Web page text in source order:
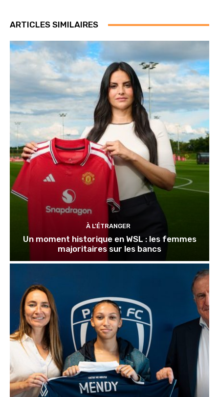
ARTICLES SIMILAIRES
À L'ÉTRANGER
Un moment historique en WSL : les femmes
majoritaires sur les bancs